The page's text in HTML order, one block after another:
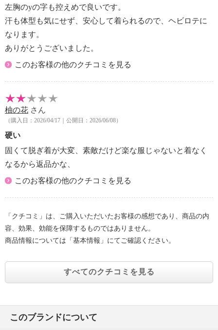
左胸のyの字も控えめで良いです。
汗も体型も気にせず、安心して着られるので、ヘビロテに
なります。
ありがとうございました。
このお客様の他のクチコミを見る
柚の花 さん
（購入日：2026/04/17｜公開日：2026/06/08）
硬い
固くて脱ぎ着が大変、素敵だけど楽な服じゃないと着なく
なるから返品かな、
このお客様の他のクチコミを見る
「クチコミ」は、ご購入いただいたお客様の感想であり、商品の内
容、効果、効能を保障するものではありません。
商品情報については「基本情報」にてご確認ください。
すべてのクチコミを見る
このブランドについて